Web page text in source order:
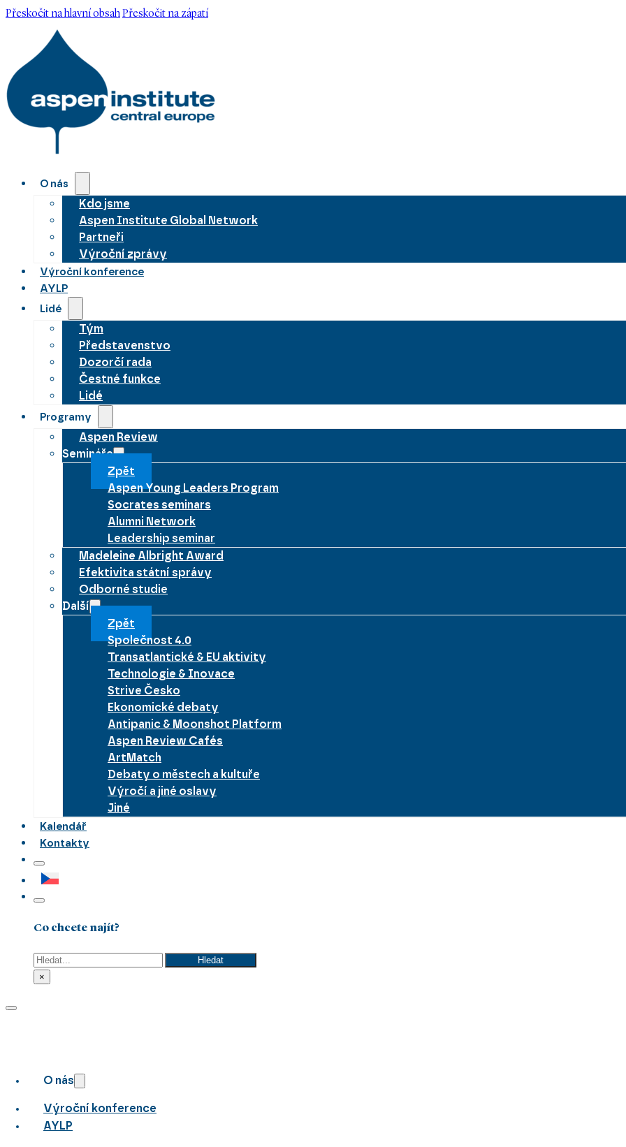
Přeskočit na hlavní obsahPřeskočit na zápatí
O nás
Kdo jsme
Aspen Institute Global Network
Partneři
Výroční zprávy
Výroční konference
AYLP
Lidé
Tým
Představenstvo
Dozorčí rada
Čestné funkce
Lidé
Programy
Aspen Review
Semináře
Zpět
Aspen Young Leaders Program
Socrates seminars
Alumni Network
Leadership seminar
Madeleine Albright Award
Efektivita státní správy
Odborné studie
Další
Zpět
Společnost 4.0
Transatlantické & EU aktivity
Technologie & Inovace
Strive Česko
Ekonomické debaty
Antipanic & Moonshot Platform
Aspen Review Cafés
ArtMatch
Debaty o městech a kultuře
Výročí a jiné oslavy
Jiné
Kalendář
Kontakty
Co chcete najít?
Hledat
Hledat
×
O nás
Výroční konference
AYLP